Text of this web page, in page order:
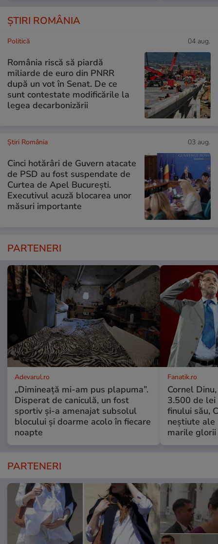
ȘTIRI ROMÂNIA
Politică 04 aug.
România riscă să piardă
miliarde de euro din PNRR
după un vot în Senat. De ce
sunt contestate modificările la
legea decarbonizării
Știri România 03 aug.
Cinci hotărâri de Guvern atacate
de PSD au fost suspendate de
Curtea de Apel București.
Executivul acuză blocarea unor
măsuri importante
PARTENERI
Adevarul.ro
„Dimineață mi-am pus plapuma”.
Disperat de caniculă, un fost
sportiv și-a amenajat subsolul
blocului și doarme acolo în fiecare
noapte
Fanatik.ro
Cornel
3.500 de lei
finului său,
neștiute
marile
PARTENERI